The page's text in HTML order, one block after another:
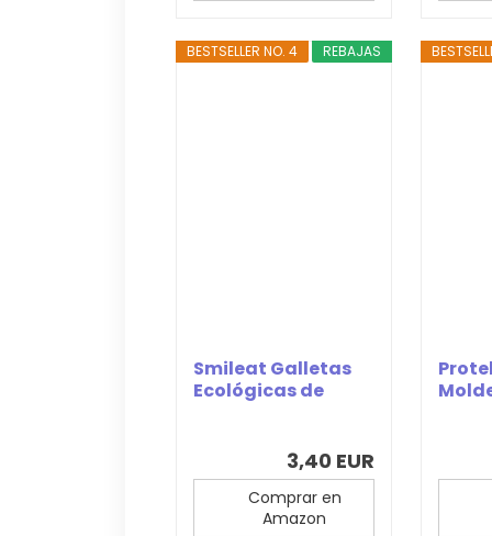
REBAJAS
BESTSELLER NO. 4
Smileat Galletas
Ecológicas de
3,40 EUR
Comprar en
Amazon